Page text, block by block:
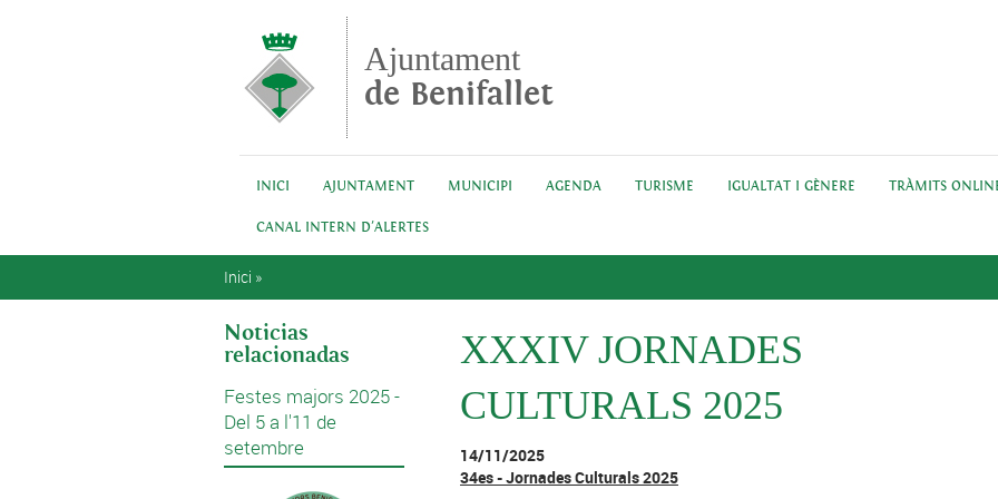
Ajuntament
de Benifallet
INICI AJUNTAMENT MUNICIPI AGENDA TURISME IGUALTAT I GÈNERE TRÀMITS
CANAL INTERN D'ALERTES
Inici »
Noticias
relacionadas
Festes majors 2025 -
Del 5 a l'11 de
setembre
XXXIV JORNADES
CULTURALS 2025
14/11/2025
34es - Jornades Culturals 2025